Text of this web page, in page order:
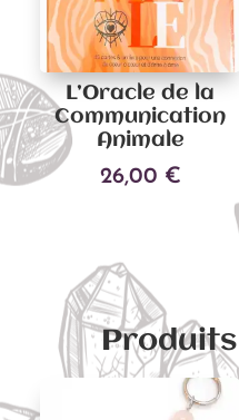
L’Oracle de la
Communication
Animale
26,00 €